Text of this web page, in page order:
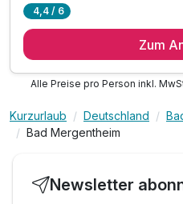
eine entspannende
tägliches Abendessen mit
Fischgerichte)
täglich reichhaltiges
Nutzung Wellnessbereich mit
4,4 / 6
Zum
Alle Preise pro Person inkl.
Kurzurlaub Deutschland
Bad Mergentheim
Newsletter